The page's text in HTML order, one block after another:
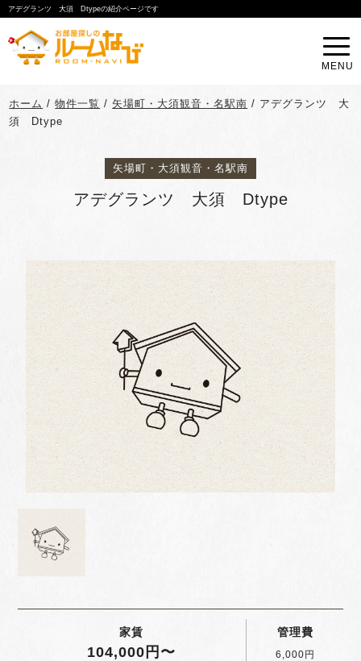
アデグランツ 大須 Dtypeの紹介ページです
MENU
ホーム /物件一覧 / 矢場町・大須観音・名駅南 / アデグランツ 大
須 Dtype
矢場町・大須観音・名駅南
アデグランツ 大須 Dtype
家賃
104,000円〜
管理費
6,000円